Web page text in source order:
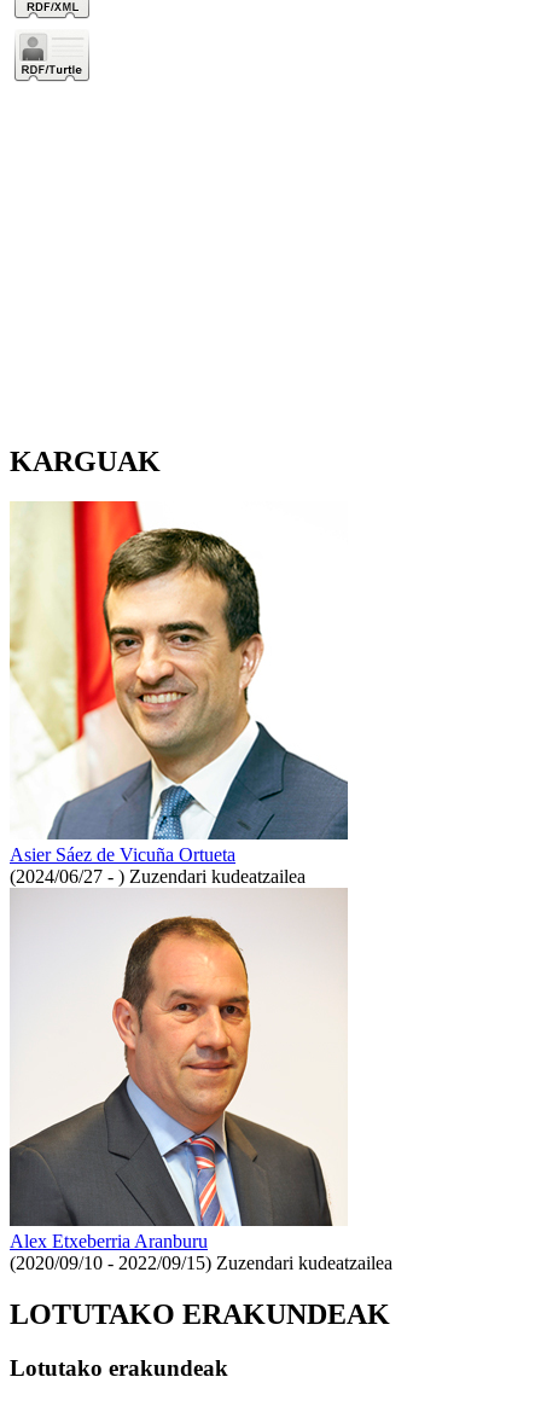
KARGUAK
Asier Sáez de Vicuña Ortueta
(2024/06/27 - ) Zuzendari kudeatzailea
Alex Etxeberria Aranburu
(2020/09/10 - 2022/09/15) Zuzendari kudeatzailea
LOTUTAKO ERAKUNDEAK
Lotutako erakundeak